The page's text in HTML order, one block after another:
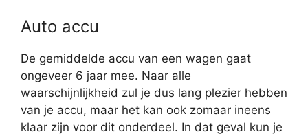
Auto accu
De gemiddelde accu van een wagen gaat
ongeveer 6 jaar mee. Naar alle
waarschijnlijkheid zul je dus lang plezier hebben
van je accu, maar het kan ook zomaar ineens
klaar zijn voor dit onderdeel. In dat geval kun je